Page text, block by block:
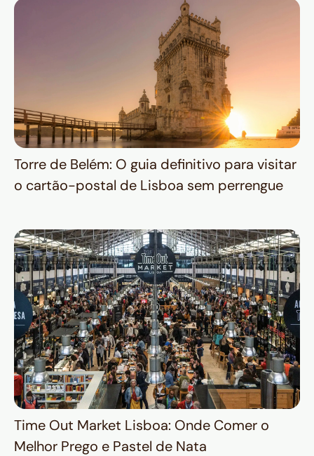
Torre de Belém: O guia definitivo para visitar
o cartão-postal de Lisboa sem perrengue
Time Out Market Lisboa: Onde Comer o
Melhor Prego e Pastel de Nata